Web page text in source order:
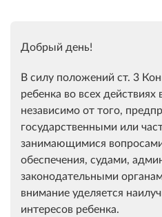
Добрый день!
В силу положений ст. 3
ребенка во всех
независимо от того,
государственными или
занимающимися
обеспечения, судами,
законодательными
внимание уделяется
интересов ребенка.